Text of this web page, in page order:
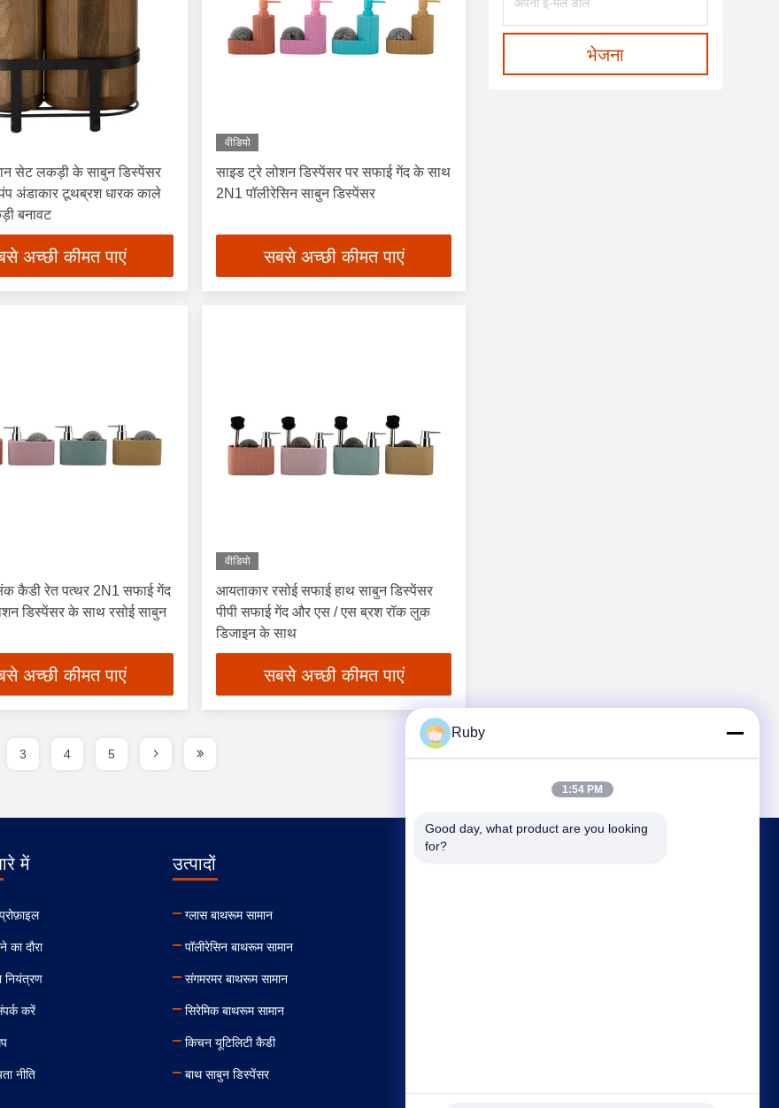
सेट लकड़ी के साबुन डिस्पेंसर
अंडाकार टूथब्रश धारक काले
बनावट
अच्छी कीमत पाएं
वीडियो
साइड ट्रे लोशन डिस्पेंसर पर सफाई गेंद के साथ
2N1 पॉलीरेसिन साबुन डिस्पेंसर
सबसे अच्छी कीमत पाएं
कैडी रेत पत्थर 2N1 सफाई गेंद
डिस्पेंसर के साथ रसोई साबुन
अच्छी कीमत पाएं
वीडियो
आयताकार रसोई सफाई हाथ साबुन डिस्पेंसर
पीपी सफाई गेंद और एस / एस ब्रश रॉक लुक
डिजाइन के साथ
सबसे अच्छी कीमत पाएं
भेजना
3 4 5
में
का दौरा
नियंत्रण
करें
नीति
उत्पादों
ग्लास बाथरूम सामान
पॉलीरेसिन बाथरूम सामान
संगमरमर बाथरूम सामान
सिरेमिक बाथरूम सामान
किचन यूटिलिटी कैडी
बाथ साबुन डिस्पेंसर
Ruby
1:54 PM
Good day, what product are you looking
for?